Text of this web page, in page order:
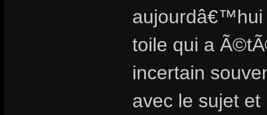
toile qui a
incertain
avec le sujet